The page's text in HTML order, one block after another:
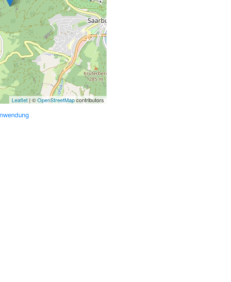
Leaflet| ©OpenStreetMapcontributors